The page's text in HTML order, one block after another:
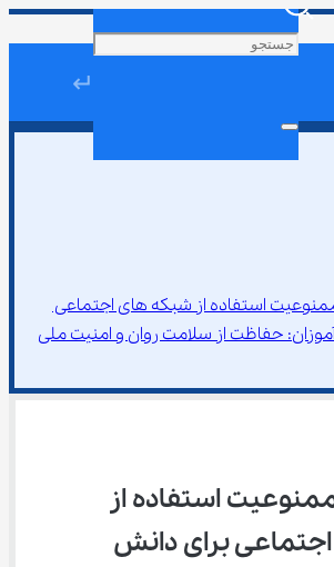
↵
موج جدید ممنوعیت استفاده از شبکه ‌های اجتماعی
استفاده از